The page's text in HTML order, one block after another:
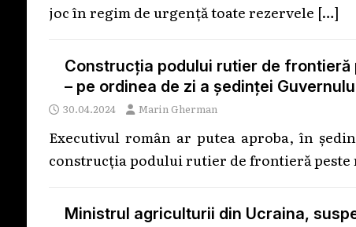
joc în regim de urgență toate rezervele […]
Construcţia podului rutier de frontieră
– pe ordinea de zi a şedinţei
30.04.2024 Marin Gherman
Executivul român ar putea aproba, în
construcţia podului rutier de frontieră peste
Ministrul agriculturii din Ucraina,